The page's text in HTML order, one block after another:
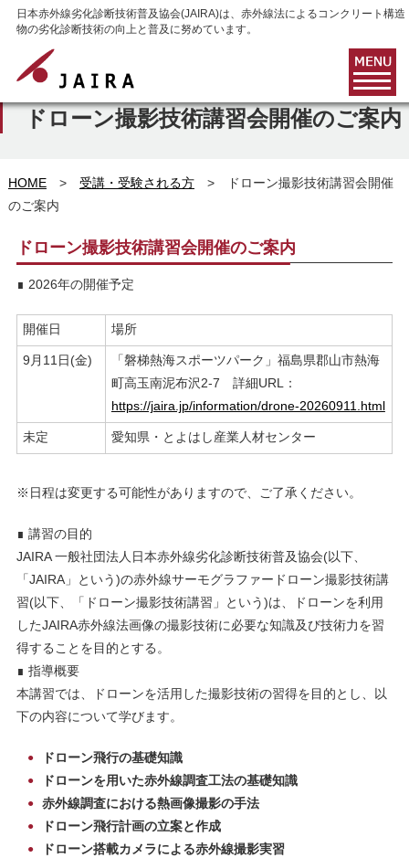
日本赤外線劣化診断技術普及協会(JAIRA)は、赤外線法によるコンクリート構造
物の劣化診断技術の向上と普及に努めています。
ドローン撮影技術講習会開催のご案内
HOME> 受講・受験される方> ドローン撮影技術講習会開催
のご案内
ドローン撮影技術講習会開催のご案内
∎ 2026年の開催予定
開催日 場所
9月11日(金)
「磐梯熱海スポーツパーク」福島県郡山市熱海
町高玉南泥布沢2-7 詳細URL：
https://jaira.jp/information/drone-20260911.html
未定 愛知県・とよはし産業人材センター
※日程は変更する可能性がありますので、ご了承ください。
∎ 講習の目的
JAIRA 一般社団法人日本赤外線劣化診断技術普及協会(以下、
「JAIRA」という)の赤外線サーモグラファードローン撮影技術講
習(以下、「ドローン撮影技術講習」という)は、ドローンを利用
したJAIRA赤外線法画像の撮影技術に必要な知識及び技術力を習
得することを目的とする。
∎ 指導概要
本講習では、ドローンを活用した撮影技術の習得を目的とし、以
下の内容について学びます。
ドローン飛行の基礎知識
ドローンを用いた赤外線調査工法の基礎知識
赤外線調査における熱画像撮影の手法
ドローン飛行計画の立案と作成
ドローン搭載カメラによる赤外線撮影実習